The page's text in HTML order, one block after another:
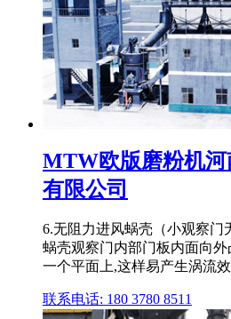
MTW欧版磨粉机
有限公司
6.无阻力进风蜗壳（小观察门
蜗壳观察门内部门板内面向
一个平面上,这样易产生涡流
联系电话: 180 3780 8511